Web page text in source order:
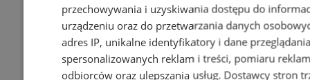
przechowywania i uzyskiwania dostępu do
urządzeniu oraz do przetwarzania danych
adres IP, unikalne identyfikatory i dane
spersonalizowanych reklam i treści, pomiaru
odbiorców oraz ulepszania usług. Dostawcy stron